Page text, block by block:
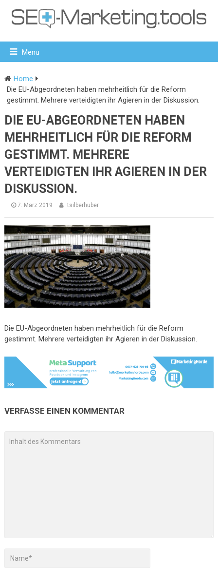
Menu
Home
Die EU-Abgeordneten haben mehrheitlich für die Reform
gestimmt. Mehrere verteidigten ihr Agieren in der Diskussion.
DIE EU-ABGEORDNETEN HABEN
MEHRHEITLICH FÜR DIE REFORM
GESTIMMT. MEHRERE
VERTEIDIGTEN IHR AGIEREN IN DER
DISKUSSION.
7. März 2019 tsilberhuber
Die EU-Abgeordneten haben mehrheitlich für die Reform
gestimmt. Mehrere verteidigten ihr Agieren in der Diskussion.
VERFASSE EINEN KOMMENTAR